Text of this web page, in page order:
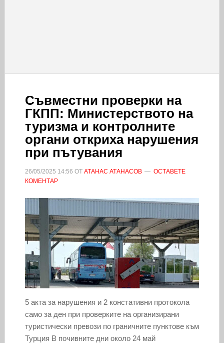
Съвместни проверки на
ГКПП: Министерството на
туризма и контролните
органи откриха нарушения
при пътувания
26/05/2025 14:56 ОТ АТАНАС АТАНАСОВ
ОСТАВЕТЕ
КОМЕНТАР
5 акта за нарушения и 2 констативни протокола
само за ден при проверките на организирани
туристически превози по граничните пунктове към
Турция В почивните дни около 24 май